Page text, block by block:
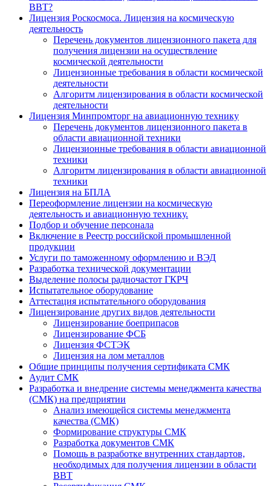
ВВТ?
Лицензия Роскосмоса. Лицензия на космическую
деятельность
Перечень документов лицензионного пакета для
получения лицензии на осуществление
космической деятельности
Лицензионные требования в области космической
деятельности
Алгоритм лицензирования в области космической
деятельности
Лицензия Минпромторг на авиационную технику
Перечень документов лицензионного пакета в
области авиационной техники
Лицензионные требования в области авиационной
техники
Алгоритм лицензирования в области авиационной
техники
Лицензия на БПЛА
Переоформление лицензии на космическую
деятельность и авиационную технику.
Подбор и обучение персонала
Включение в Реестр российской промышленной
продукции
Услуги по таможенному оформлению и ВЭД
Разработка технической документации
Выделение полосы радиочастот ГКРЧ
Испытательное оборудование
Аттестация испытательного оборудования
Лицензирование других видов деятельности
Лицензирование боеприпасов
Лицензирование ФСБ
Лицензия ФСТЭК
Лицензия на лом металлов
Общие принципы получения сертификата СМК
Аудит СМК
Разработка и внедрение системы менеджмента качества
(СМК) на предприятии
Анализ имеющейся системы менеджмента
качества (СМК)
Формирование структуры СМК
Разработка документов СМК
Помощь в разработке внутренних стандартов,
необходимых для получения лицензии в области
ВВТ